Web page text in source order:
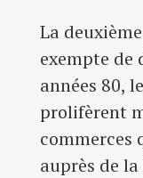
La
exempte de
années 80,
prolifèrent
commerces
auprès de